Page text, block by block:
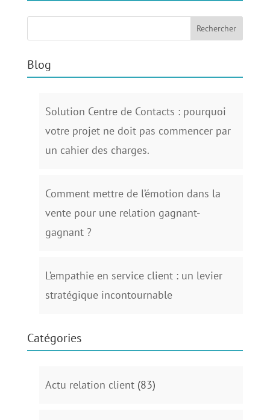
Blog
Solution Centre de Contacts : pourquoi
votre projet ne doit pas commencer par
un cahier des charges.
Comment mettre de l’émotion dans la
vente pour une relation gagnant-
gagnant ?
L’empathie en service client : un levier
stratégique incontournable
Catégories
Actu relation client(83)